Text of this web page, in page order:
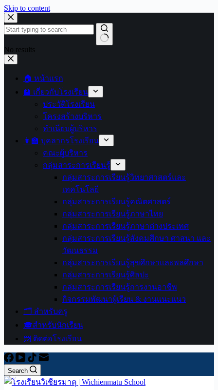
Skip to content
No results
🏠 หน้าแรก
🏫 เกี่ยวกับโรงเรียน
ประวัติโรงเรียน
โครงสร้างบริหาร
ทำเนียบผู้บริหาร
👩‍🏫 บุคลากรโรงเรียน
คณะผู้บริหาร
กลุ่มสาระการเรียนรู้
กลุ่มสาระการเรียนรู้วิทยาศาสตร์และ
เทคโนโลยี
กลุ่มสาระการเรียนรู้คณิตศาสตร์
กลุ่มสาระการเรียนรู้ภาษาไทย
กลุ่มสาระการเรียนรู้ภาษาต่างประเทศ
กลุ่มสาระการเรียนรู้สังคมศึกษา ศาสนา และ
วัฒนธรรม
กลุ่มสาระการเรียนรู้สุขศึกษาและพลศึกษา
กลุ่มสาระการเรียนรู้ศิลปะ
กลุ่มสาระการเรียนรู้การงานอาชีพ
กิจกรรมพัฒนาผู้เรียน & งานแนะแนว
🗂️ สำหรับครู
🎓สำหรับนักเรียน
📨 ติดต่อโรงเรียน
Search